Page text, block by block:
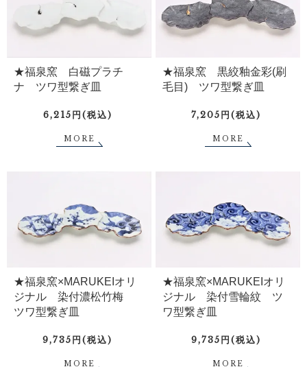
★福泉窯 白磁プラチ
ナ ツワ型繋ぎ皿
6,215円(税込)
MORE
★福泉窯 黒絞釉金彩(刷
毛目) ツワ型繋ぎ皿
7,205円(税込)
MORE
★福泉窯×MARUKEIオリ
ジナル 染付濃松竹梅
ツワ型繋ぎ皿
9,735円(税込)
MORE
★福泉窯×MARUKEIオリ
ジナル 染付雪輪紋 ツ
ワ型繋ぎ皿
9,735円(税込)
MORE